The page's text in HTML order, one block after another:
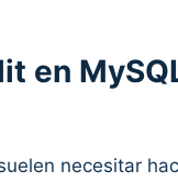
en
necesitar